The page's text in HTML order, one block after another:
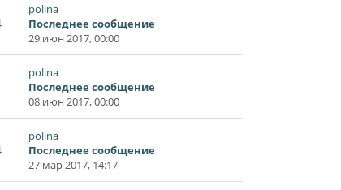
polina
Последнее сообщение
29 июн 2017, 00:00
polina
Последнее сообщение
08 июн 2017, 00:00
polina
Последнее сообщение
27 мар 2017, 14:17